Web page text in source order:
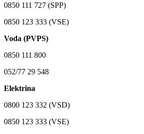
0850 111 727 (SPP)
0850 123 333 (VSE)
Voda (PVPS)
0850 111 800
052/77 29 548
Elektrina
0800 123 332 (VSD)
0850 123 333 (VSE)